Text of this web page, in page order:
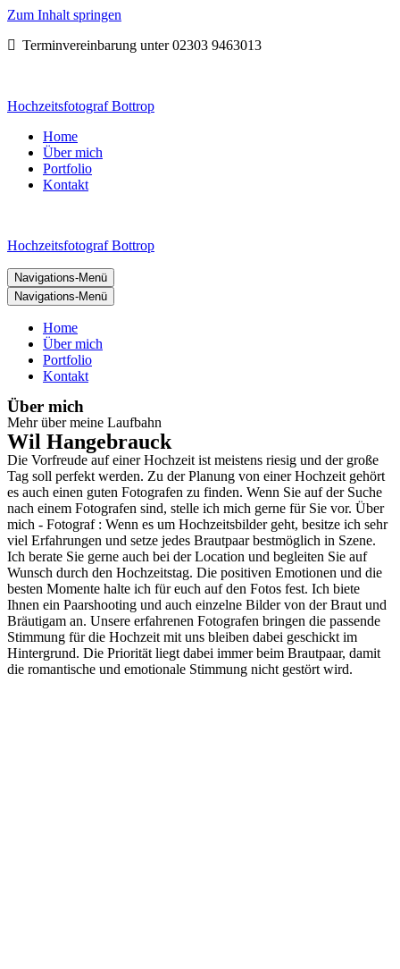
Zum Inhalt springen
Terminvereinbarung unter 02303 9463013
Hochzeitsfotograf Bottrop
Home
Über mich
Portfolio
Kontakt
Hochzeitsfotograf Bottrop
Navigations-Menü
Navigations-Menü
Home
Über mich
Portfolio
Kontakt
Über mich
Mehr über meine Laufbahn
Wil Hangebrauck
Die Vorfreude auf einer Hochzeit ist meistens riesig und der große
Tag soll perfekt werden. Zu der Planung von einer Hochzeit gehört
es auch einen guten Fotografen zu finden. Wenn Sie auf der Suche
nach einem Fotografen sind, stelle ich mich gerne für Sie vor. Über
mich - Fotograf : Wenn es um Hochzeitsbilder geht, besitze ich sehr
viel Erfahrungen und setze jedes Brautpaar bestmöglich in Szene.
Ich berate Sie gerne auch bei der Location und begleiten Sie auf
Wunsch durch den Hochzeitstag. Die positiven Emotionen und die
besten Momente halte ich für euch auf den Fotos fest. Ich biete
Ihnen ein Paarshooting und auch einzelne Bilder von der Braut und
Bräutigam an. Unsere erfahrenen Fotografen bringen die passende
Stimmung für die Hochzeit mit uns bleiben dabei geschickt im
Hintergrund. Die Priorität liegt dabei immer beim Brautpaar, damit
die romantische und emotionale Stimmung nicht gestört wird.